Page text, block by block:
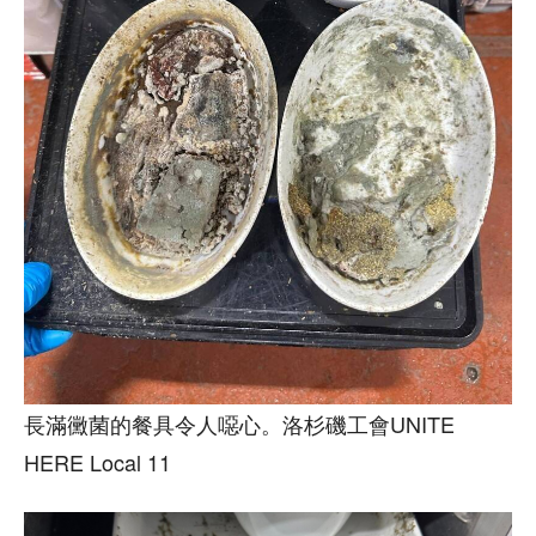
長滿黴菌的餐具令人噁心。洛杉磯工會UNITE
HERE Local 11